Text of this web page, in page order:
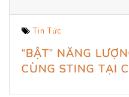
Tin Tức
“BẬT” NĂNG
CÙNG STING TẠI